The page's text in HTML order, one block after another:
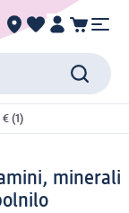
(1)
minerali